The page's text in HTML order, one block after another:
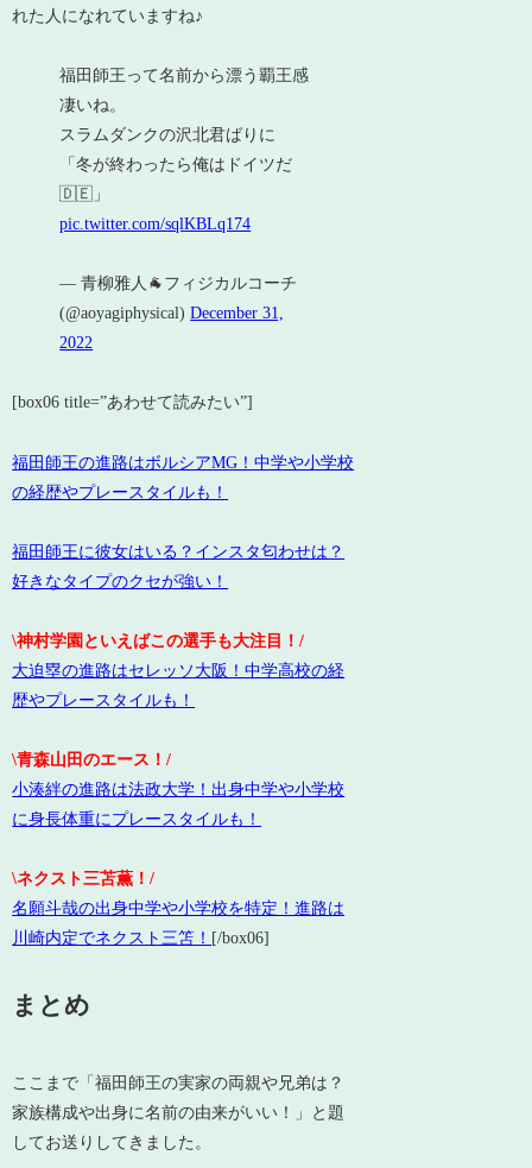
れた人になれていますね♪
福田師王って名前から漂う覇王感
凄いね。
スラムダンクの沢北君ばりに
「冬が終わったら俺はドイツだ
🇩🇪」
pic.twitter.com/sqlKBLq174
— 青柳雅人🐐フィジカルコーチ
(@aoyagiphysical)December 31,
2022
[box06 title=”あわせて読みたい”]
福田師王の進路はボルシアMG！中学や小学校
の経歴やプレースタイルも！
福田師王に彼女はいる？インスタ匂わせは？
好きなタイプのクセが強い！
\神村学園といえばこの選手も大注目！/
大迫塁の進路はセレッソ大阪！中学高校の経
歴やプレースタイルも！
\青森山田のエース！/
小湊絆の進路は法政大学！出身中学や小学校
に身長体重にプレースタイルも！
\ネクスト三苫薫！/
名願斗哉の出身中学や小学校を特定！進路は
川崎内定でネクスト三笘！ [/box06]
まとめ
ここまで「福田師王の実家の両親や兄弟は？
家族構成や出身に名前の由来がいい！」と題
してお送りしてきました。